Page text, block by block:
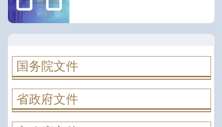
国务院文件
省政府文件